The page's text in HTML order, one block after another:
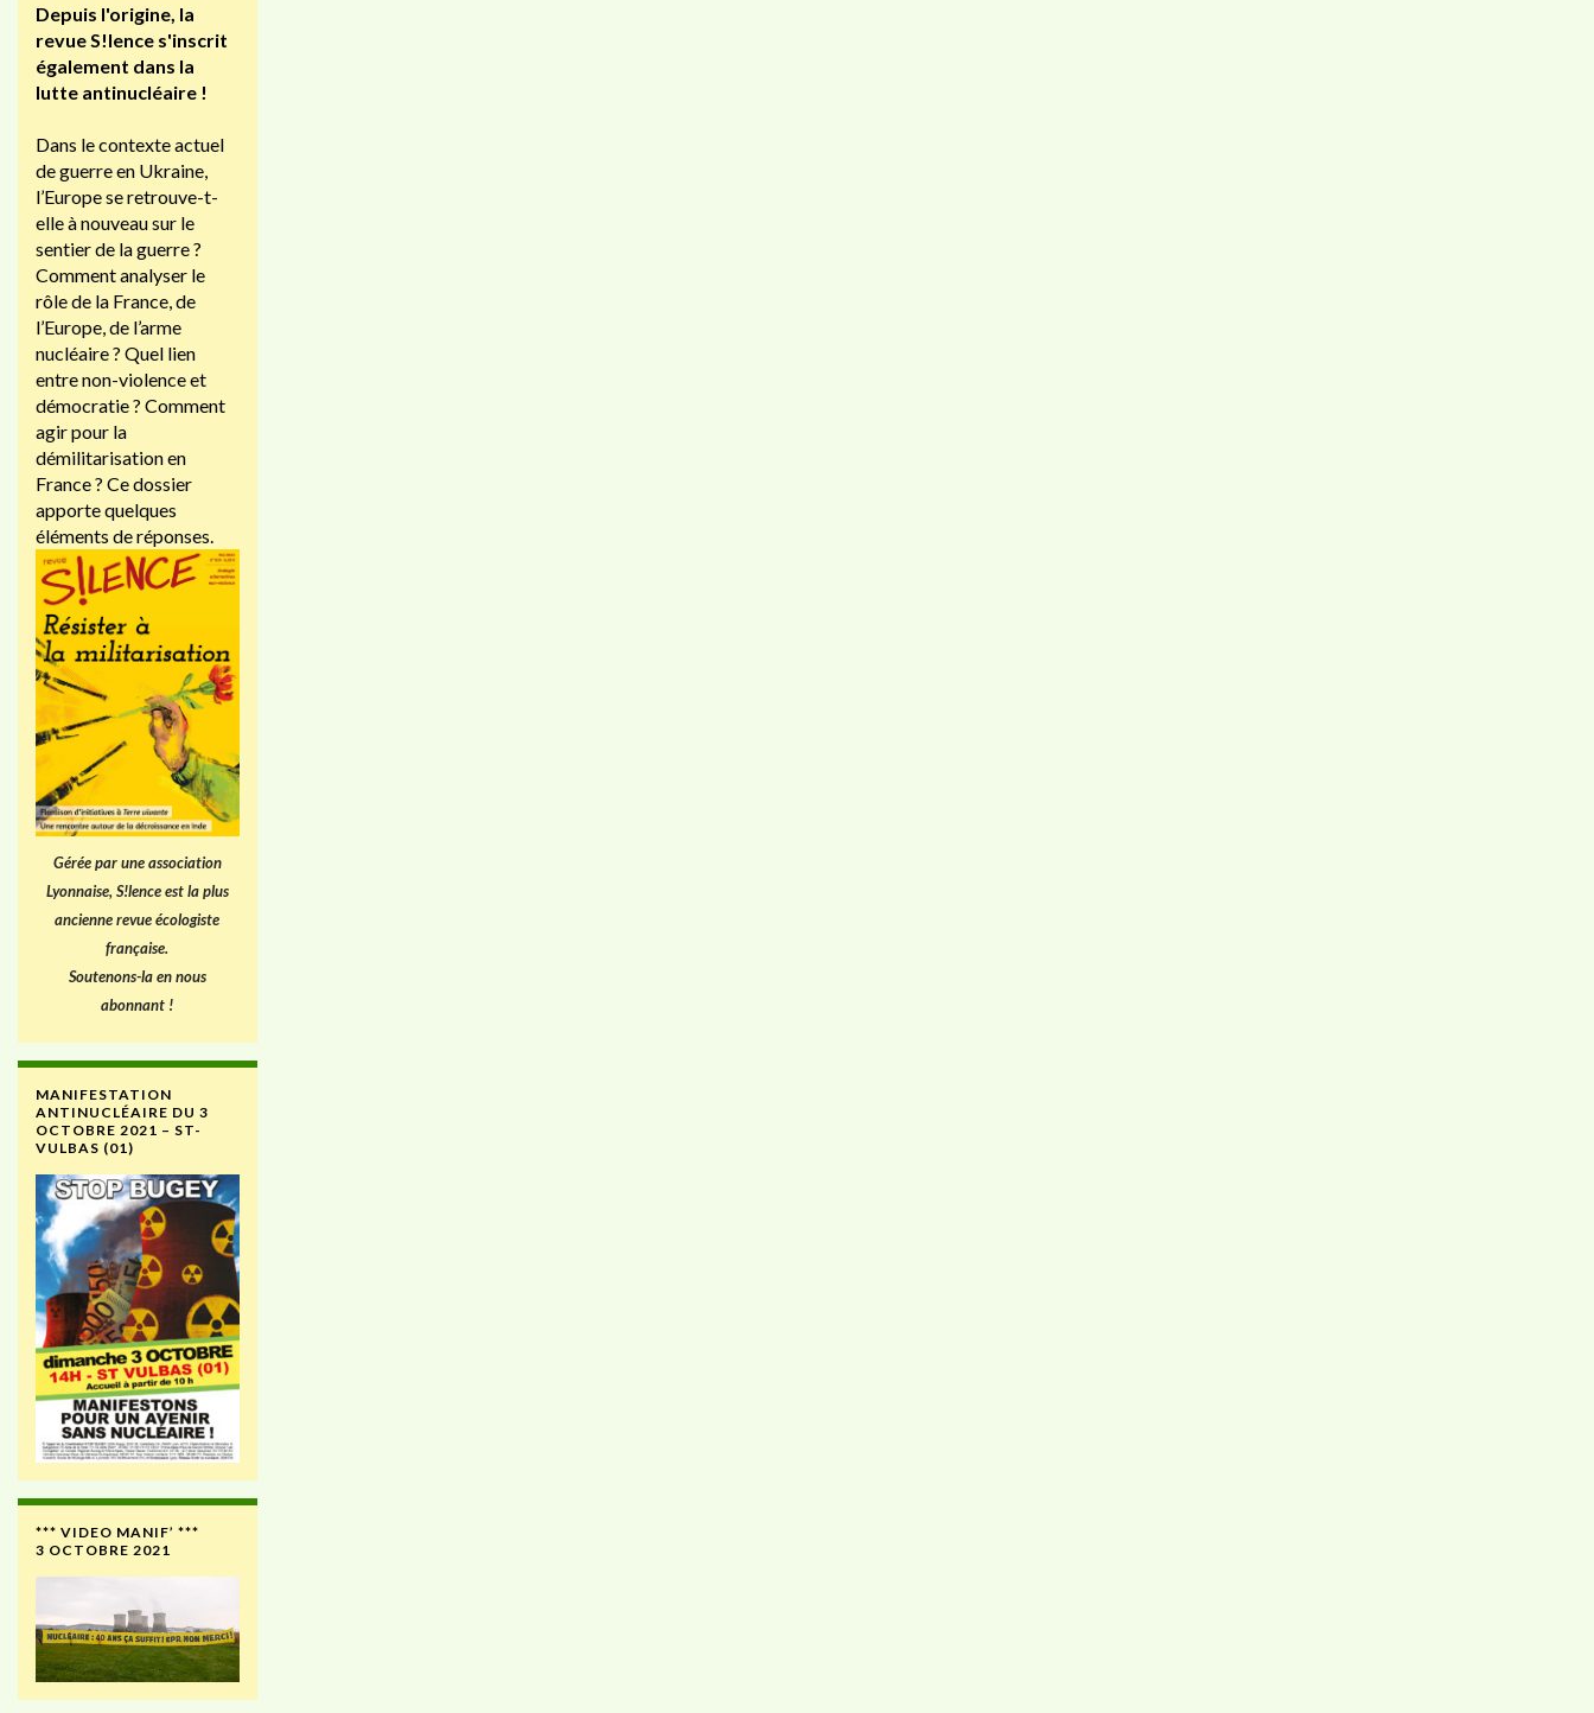
Depuis l'origine, la
revue S!lence s'inscrit
également dans la
lutte antinucléaire !
Dans le contexte actuel
de guerre en Ukraine,
l’Europe se retrouve-t-
elle à nouveau sur le
sentier de la guerre ?
Comment analyser le
rôle de la France, de
l’Europe, de l’arme
nucléaire ? Quel lien
entre non-violence et
démocratie ? Comment
agir pour la
démilitarisation en
France ? Ce dossier
apporte quelques
éléments de réponses.
Gérée par une association
Lyonnaise, S!lence est la plus
ancienne revue écologiste
française.
Soutenons-la en nous
abonnant !
MANIFESTATION
ANTINUCLÉAIRE DU 3
OCTOBRE 2021 – ST-
VULBAS (01)
*** VIDEO MANIF’ ***
3 OCTOBRE 2021